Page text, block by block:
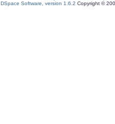
DSpace Software, version 1.6.2 Copyright ©